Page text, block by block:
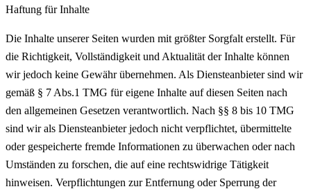
Haftung für Inhalte
Die Inhalte unserer Seiten wurden mit größter Sorgfalt erstellt. Für
die Richtigkeit, Vollständigkeit und Aktualität der Inhalte können
wir jedoch keine Gewähr übernehmen. Als Diensteanbieter sind wir
gemäß § 7 Abs.1 TMG für eigene Inhalte auf diesen Seiten nach
den allgemeinen Gesetzen verantwortlich. Nach §§ 8 bis 10 TMG
sind wir als Diensteanbieter jedoch nicht verpflichtet, übermittelte
oder gespeicherte fremde Informationen zu überwachen oder nach
Umständen zu forschen, die auf eine rechtswidrige Tätigkeit
hinweisen. Verpflichtungen zur Entfernung oder Sperrung der